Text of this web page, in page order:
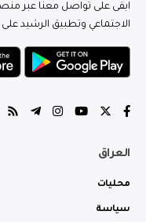
ابقى على تواصل معنا عبر
الاجتماعي وتطبيق الرشيد على
العراق
محليات
سياسة